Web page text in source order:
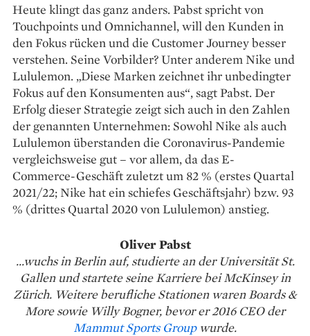
Heute klingt das ganz anders. Pabst spricht von
Touchpoints und Omnichannel, will den Kunden in
den Fokus rücken und die Customer Journey besser
verstehen. Seine Vorbilder? Unter anderem Nike und
Lululemon. „Diese Marken zeichnet ihr unbedingter
Fokus auf den Konsumenten aus“, sagt Pabst. Der
Erfolg dieser Strategie zeigt sich auch in den Zahlen
der genannten Unternehmen: Sowohl Nike als auch
Lululemon überstanden die Coronavirus-Pandemie
vergleichsweise gut – vor allem, da das E-
Commerce-Geschäft zuletzt um 82 % (erstes ­Quartal
2021/22; Nike hat ein schiefes Geschäftsjahr) bzw. 93
% (drittes Quartal 2020 von Lulu­lemon) anstieg.
Oliver Pabst
...wuchs in Berlin auf, studierte an der Universität St.
Gallen und startete seine Karriere bei McKinsey in
Zürich. Weitere berufliche Stationen waren Boards &
More sowie Willy Bogner, bevor er 2016 CEO der
Mammut Sports Groupwurde.